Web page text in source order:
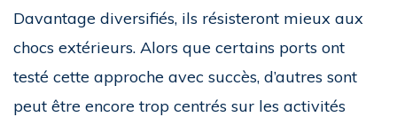
Davantage diversifiés, ils résisteront mieux aux
chocs extérieurs. Alors que certains ports ont
testé cette approche avec succès, d’autres sont
peut être encore trop centrés sur les activités